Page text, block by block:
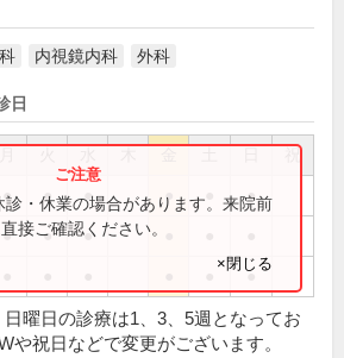
内視鏡内科 外科
日
祝
● ● ● ● ●
● ● ●
●
・休業の場合があります。来院前
接ご確認ください。
×閉じる
日曜日の診療は1、3、5週となってお
や祝日などで変更がございます。